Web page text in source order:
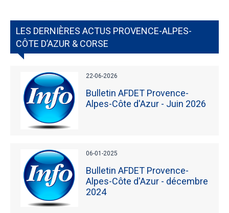
LES DERNIÈRES ACTUS PROVENCE-ALPES-
CÔTE D’AZUR & CORSE
22-06-2026
Bulletin AFDET Provence-
Alpes-Côte d'Azur - Juin 2026
06-01-2025
Bulletin AFDET Provence-
Alpes-Côte d'Azur - décembre
2024